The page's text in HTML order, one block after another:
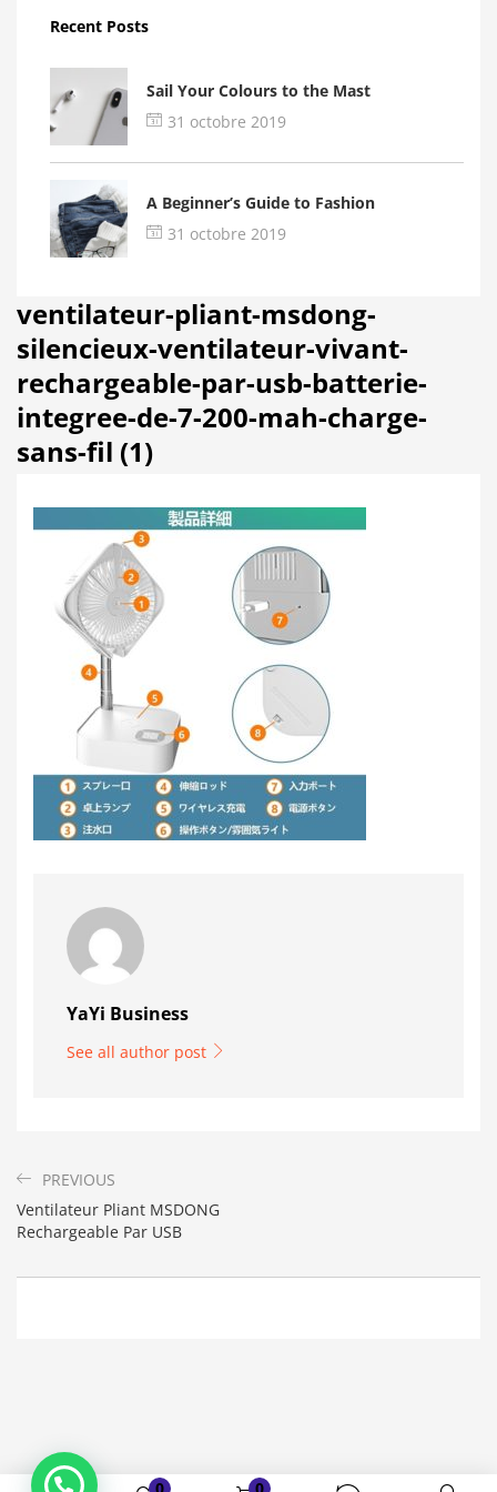
Recent Posts
Sail Your Colours to the Mast
31 octobre 2019
A Beginner’s Guide to Fashion
31 octobre 2019
ventilateur-pliant-msdong-
silencieux-ventilateur-vivant-
rechargeable-par-usb-batterie-
integree-de-7-200-mah-charge-
sans-fil (1)
YaYi Business
See all author post
PREVIOUS
Ventilateur Pliant MSDONG
Rechargeable Par USB